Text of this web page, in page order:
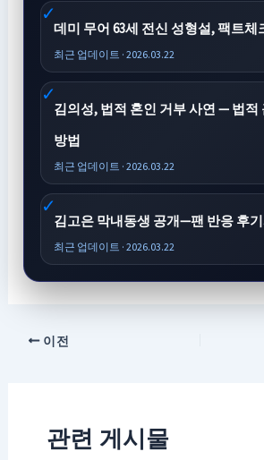
데미 무어 63세 전신 성형설, 팩트체
최근 업데이트 · 2026.03.22
김의성, 법적 혼인 거부 사연 — 법적
방법
최근 업데이트 · 2026.03.22
김고은 막내동생 공개—팬 반응 후
최근 업데이트 · 2026.03.22
이전
관련 게시물